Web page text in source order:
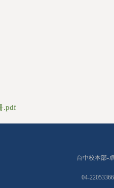
.pdf
台中校本部-
04-